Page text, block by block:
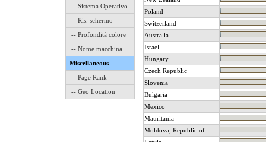
-- Sistema Operativo
-- Ris. schermo
-- Profondità colore
-- Nome macchina
Miscellaneous
-- Page Rank
-- Geo Location
Poland
Switzerland
Australia
Israel
Hungary
Czech Republic
Slovenia
Bulgaria
Mexico
Mauritania
Moldova, Republic of